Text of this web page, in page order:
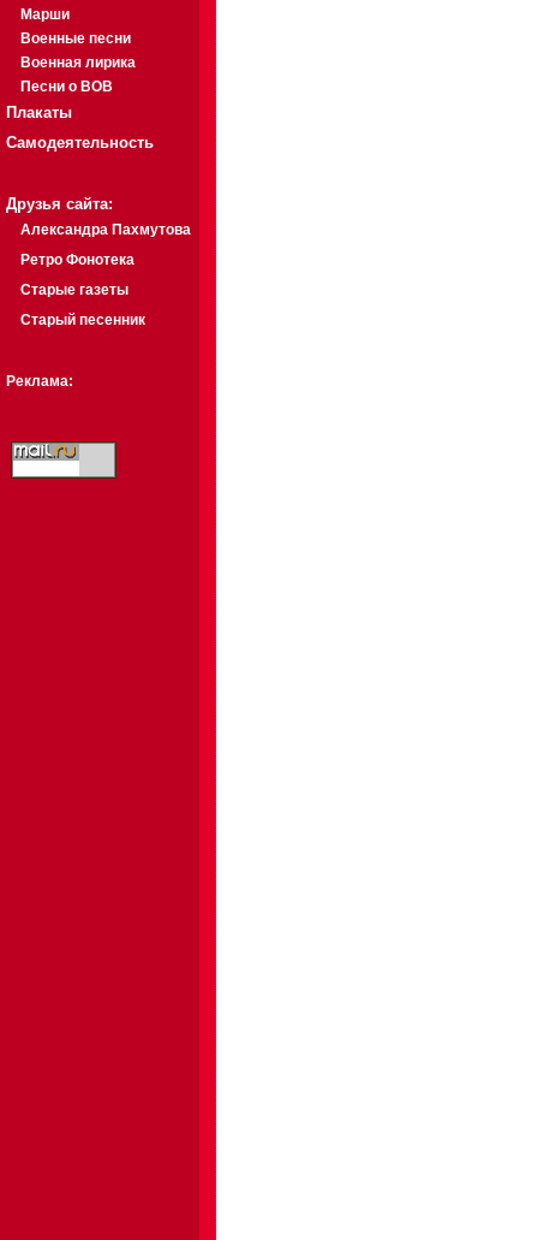
Марши
Военные песни
Военная лирика
Песни о ВОВ
Плакаты
Самодеятельность
Друзья сайта:
Александра Пахмутова
Ретро Фонотека
Старые газеты
Старый песенник
Реклама: